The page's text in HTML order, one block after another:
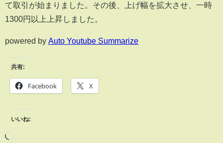
て取引が始まりました。その後、上げ幅を拡大させ、一時
1300円以上上昇しました。
powered by Auto Youtube Summarize
共有:
Facebook X
いいね: